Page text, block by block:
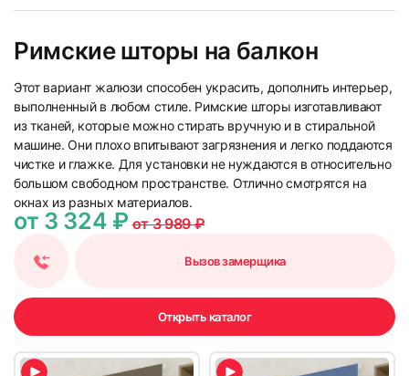
Римские шторы на балкон
Этот вариант жалюзи способен украсить, дополнить интерьер,
выполненный в любом стиле. Римские шторы изготавливают
из тканей, которые можно стирать вручную и в стиральной
машине. Они плохо впитывают загрязнения и легко поддаются
чистке и глажке. Для установки не нуждаются в относительно
большом свободном пространстве. Отлично смотрятся на
окнах из разных материалов.
от 3 324 ₽от 3 989 ₽
Вызов замерщика
Открыть каталог